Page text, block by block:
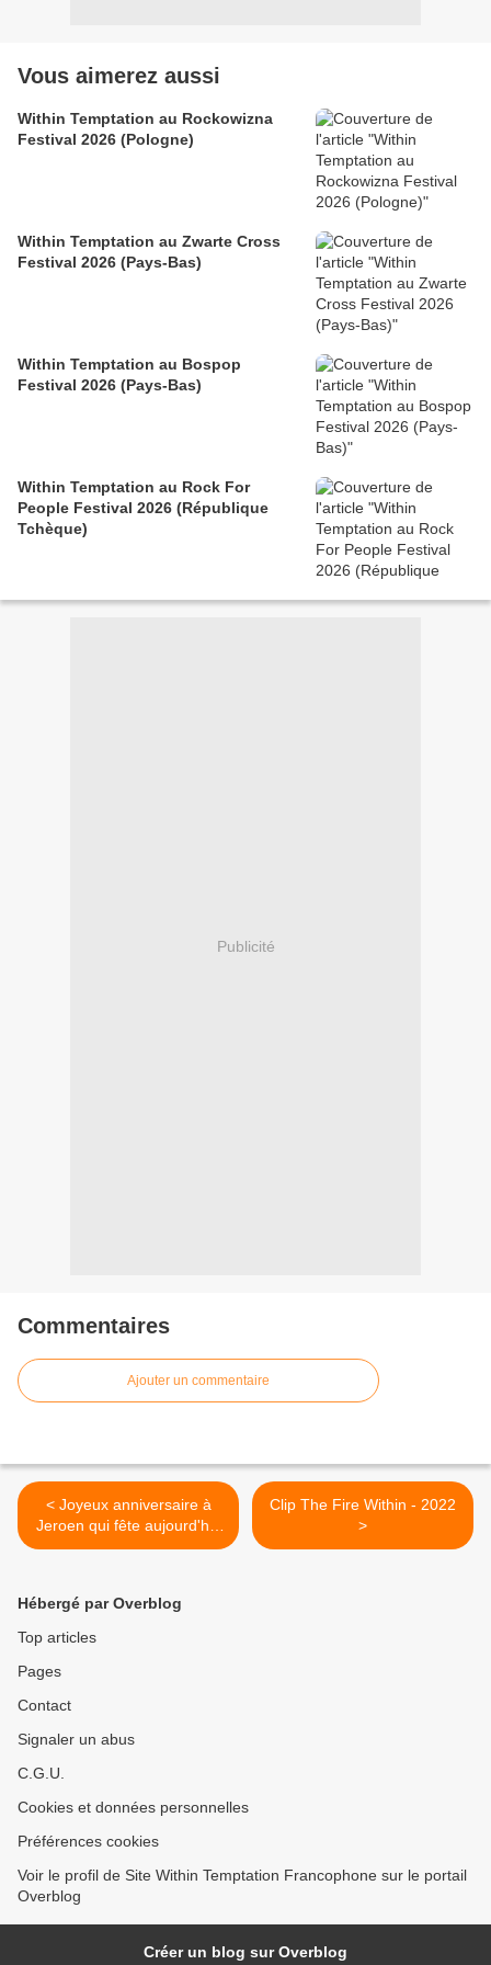
Vous aimerez aussi
Within Temptation au Rockowizna
Festival 2026 (Pologne)
Within Temptation au Zwarte Cross
Festival 2026 (Pays-Bas)
Within Temptation au Bospop
Festival 2026 (Pays-Bas)
Within Temptation au Rock For
People Festival 2026 (République
Tchèque)
Publicité
Commentaires
Ajouter un commentaire
< Joyeux anniversaire à
Jeroen qui fête aujourd'hui
ses 47 ans
Clip The Fire Within - 2022
>
Hébergé par Overblog
Top articles
Pages
Contact
Signaler un abus
C.G.U.
Cookies et données personnelles
Préférences cookies
Voir le profil de Site Within Temptation Francophone sur le portail
Overblog
Créer un blog sur Overblog